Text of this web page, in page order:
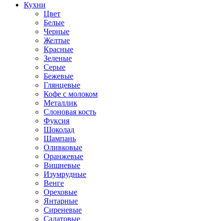
Кухни
Цвет
Белые
Черные
Желтые
Красные
Зеленые
Серые
Бежевые
Глянцевые
Кофе с молоком
Металлик
Слоновая кость
Фуксия
Шоколад
Шампань
Оливковые
Оранжевые
Вишневые
Изумрудные
Венге
Ореховые
Янтарные
Сиреневые
Салатовые